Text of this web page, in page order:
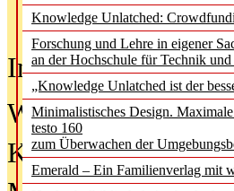
Knowledge Unlatched:
Forschung und Lehre in eigener
an der Hochschule für Technik
„Knowledge Unlatched ist der
Minimalistisches Design.
testo 160
zum Überwachen der
Emerald – Ein Familienverlag mit
In der Ausgabe06/
Was
Kinder in der